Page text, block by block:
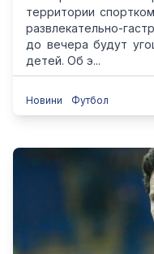
территории
развлекательно-
до вечера будут
детей. Об э...
Новини Футбол